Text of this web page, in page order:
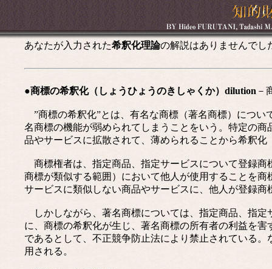
あなたが入力された希釈化理論の解説はありませんでし
●商標の希釈化（しょうひょうのきしゃくか）dilution －
”商標の希釈化”とは、有名な商標（著名商標）につい
名商標の機能が弱められてしまうことをいう。特定の
品やサービスに拡散されて、薄められることから希釈
商標権者は、指定商品、指定サービスについて登録商
商標が類似する範囲）において他人が使用することを
サービスに類似しない商品やサービスに、他人が登録
しかしながら、著名商標については、指定商品、指定
に、商標の希釈化が生じ、著名商標の所有者の利益を
であるとして、不正競争防止法により禁止されている
用される。